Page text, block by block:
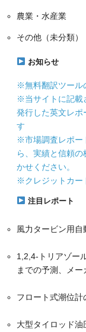
農業・水産業
その他（未分類）
お知らせ
※無料翻訳ツール
※当サイトに記載
発行した英文レポ
す
※市場調査レポー
ら、実績と信頼
かせください。
※クレジットカー
注目レポート
風力タービン用
1,2,4-トリアゾー
までの予測、メ
フロート式潮位
大型タイロッド